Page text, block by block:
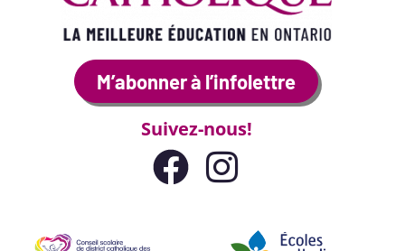
M’abonner à l’infolettre
Suivez-nous!